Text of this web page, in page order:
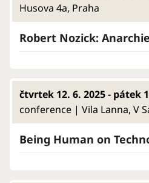
Husova 4a, Praha
Robert Nozick:
čtvrtek 12. 6. 2025 - pátek
conference | Vila Lanna, V
Being Human on